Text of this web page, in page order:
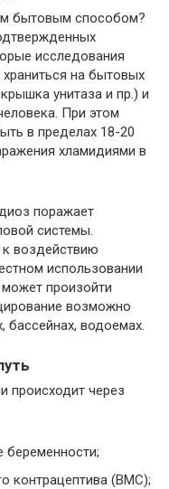
бытовым способом?
исследования
на бытовых
унитаза и пр.) и
При этом
в пределах 18-20
хламидиями в
поражает
системы.
воздействию
использовании
произойти
возможно
бассейнах, водоемах.
происходит через
беременности;
контрацептива (ВМС);